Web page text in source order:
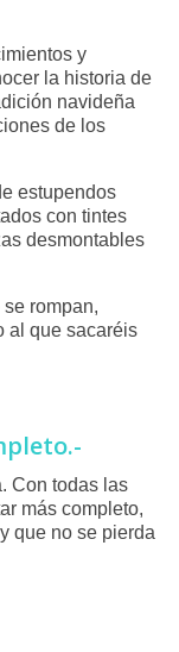
y
la historia de
navideña
de los
estupendos
con tintes
desmontables
rompan,
al que sacaréis
Con todas las
más completo,
que no se pierda